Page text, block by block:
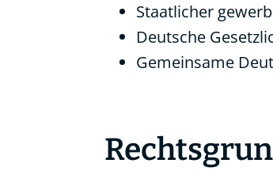
Staatlicher
Deutsche
Gemeinsame